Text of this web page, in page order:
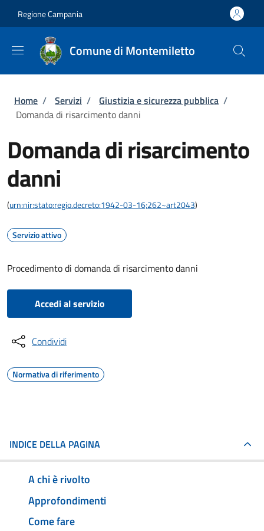
Regione Campania
Comune di Montemiletto
Briciole di pane
Home / Servizi / Giustizia e sicurezza pubblica /
Domanda di risarcimento danni
Domanda di risarcimento
danni
(urn:nir:stato:regio.decreto:1942-03-16;262~art2043)
Servizio attivo
Procedimento di domanda di risarcimento danni
Accedi al servizio
Condividi
Normativa di riferimento
INDICE DELLA PAGINA
A chi è rivolto
Approfondimenti
Come fare